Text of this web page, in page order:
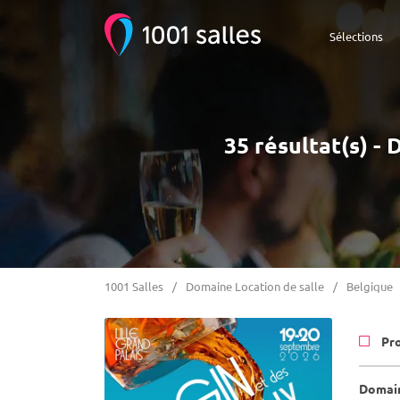
Sélections
35 résultat(s) -
1001 Salles Domaine Location de salle Belgique